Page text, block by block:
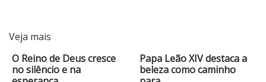
Veja mais
O Reino de Deus cresce
no silêncio e na
Papa Leão XIV destaca a
beleza como caminho